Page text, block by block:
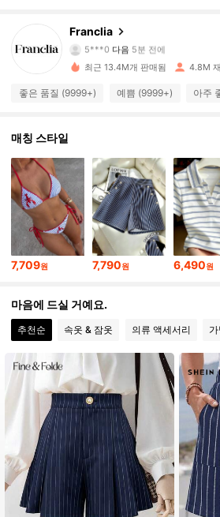
Franclia
p***9 가 탐색 중입니다
4.78
1.6M 팔로워
4.78 1.6M 팔로워
4.78 1.6M 팔로워
4.78 1.6M 팔로워
4.78
4.78
4.78 1.6M 팔로워
4.78 1.6M 팔로워
4.78 1.6M 팔로워
최근 13.4M개 판매됨 4.8M
좋은 품질 (9999+) 예쁨 (9999+) 아주
매칭 스타일
7,709원 7,790원 6,490원
마음에 드실 거예요.
추천순 속옷 & 잠옷 의류 액세서리